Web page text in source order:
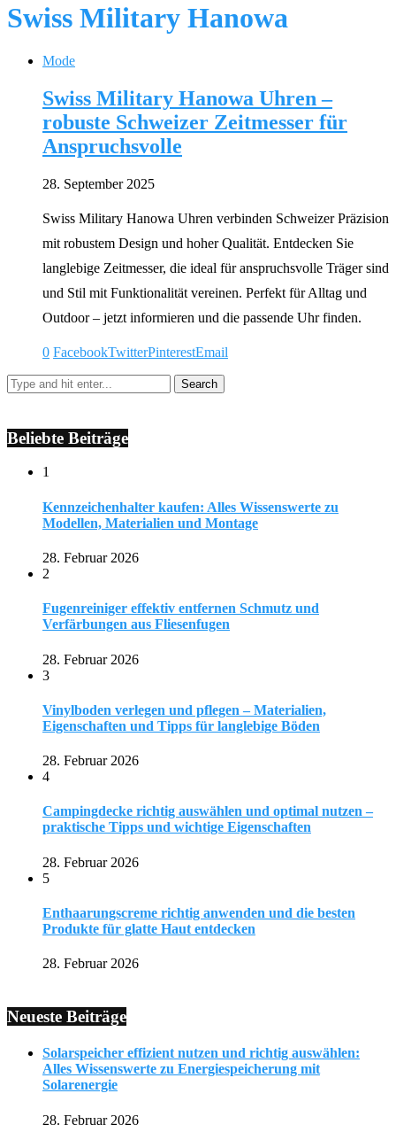
Swiss Military Hanowa
Mode
Swiss Military Hanowa Uhren –
robuste Schweizer Zeitmesser für
Anspruchsvolle
28. September 2025
Swiss Military Hanowa Uhren verbinden Schweizer Präzision
mit robustem Design und hoher Qualität. Entdecken Sie
langlebige Zeitmesser, die ideal für anspruchsvolle Träger sind
und Stil mit Funktionalität vereinen. Perfekt für Alltag und
Outdoor – jetzt informieren und die passende Uhr finden.
0 FacebookTwitterPinterestEmail
Beliebte Beiträge
1
Kennzeichenhalter kaufen: Alles Wissenswerte zu
Modellen, Materialien und Montage
28. Februar 2026
2
Fugenreiniger effektiv entfernen Schmutz und
Verfärbungen aus Fliesenfugen
28. Februar 2026
3
Vinylboden verlegen und pflegen – Materialien,
Eigenschaften und Tipps für langlebige Böden
28. Februar 2026
4
Campingdecke richtig auswählen und optimal nutzen –
praktische Tipps und wichtige Eigenschaften
28. Februar 2026
5
Enthaarungscreme richtig anwenden und die besten
Produkte für glatte Haut entdecken
28. Februar 2026
Neueste Beiträge
Solarspeicher effizient nutzen und richtig auswählen:
Alles Wissenswerte zu Energiespeicherung mit
Solarenergie
28. Februar 2026